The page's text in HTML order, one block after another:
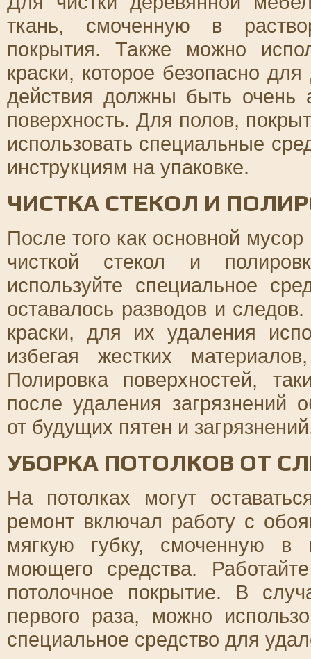
ткань, смоченную в
покрытия. Также можно
краски, которое безопасно
действия должны быть очень
поверхность. Для полов,
использовать специальные
инструкциям на упаковке.
ЧИСТКА СТЕКОЛ И
После того как основной
чисткой стекол и
используйте специальное
оставалось разводов и
краски, для их удаления
избегая жестких
Полировка поверхностей,
после удаления загрязнений
от будущих пятен и
УБОРКА ПОТОЛКОВ ОТ
На потолках могут
ремонт включал работу с
мягкую губку, смоченную в
моющего средства.
потолочное покрытие. В
первого раза, можно
специальное средство для